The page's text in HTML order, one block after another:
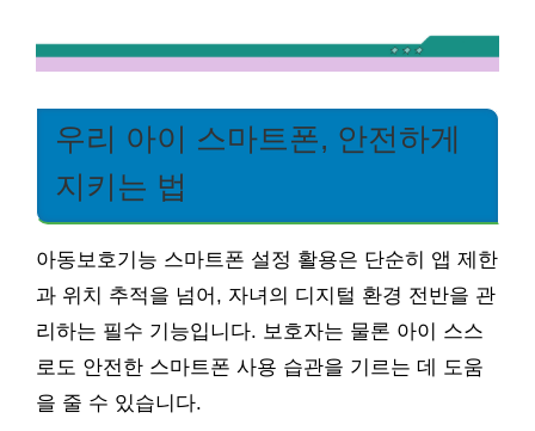
우리 아이 스마트폰, 안전하게
지키는 법
아동보호기능 스마트폰 설정 활용은 단순히 앱 제한
과 위치 추적을 넘어, 자녀의 디지털 환경 전반을 관
리하는 필수 기능입니다. 보호자는 물론 아이 스스
로도 안전한 스마트폰 사용 습관을 기르는 데 도움
을 줄 수 있습니다.